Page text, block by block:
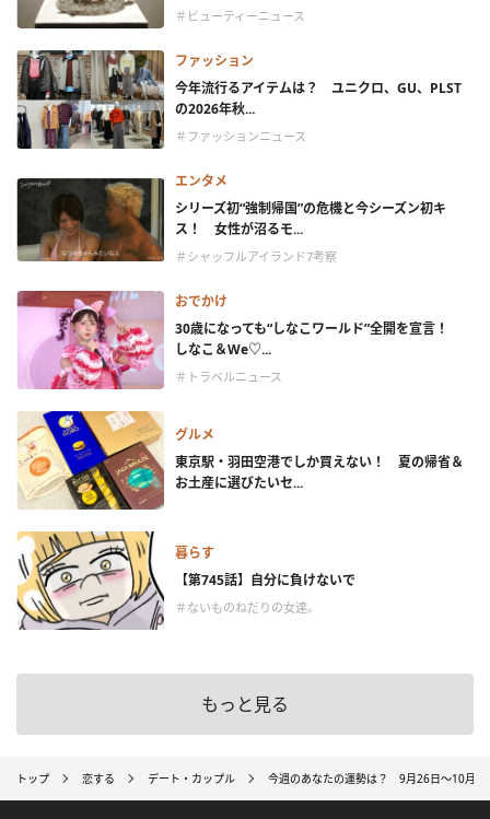
＃ビューティーニュース
ファッション
今年流行るアイテムは？ ユニクロ、GU、PLST
の2026年秋...
＃ファッションニュース
エンタメ
シリーズ初“強制帰国”の危機と今シーズン初キ
ス！ 女性が沼るモ...
＃シャッフルアイランド7考察
おでかけ
30歳になっても“しなこワールド”全開を宣言！
しなこ＆We♡...
＃トラベルニュース
グルメ
東京駅・羽田空港でしか買えない！ 夏の帰省＆
お土産に選びたいセ...
暮らす
【第745話】自分に負けないで
＃ないものねだりの女達。
もっと見る
トップ 恋する デート・カップル 今週のあなたの運勢は？ 9月26日～10月2